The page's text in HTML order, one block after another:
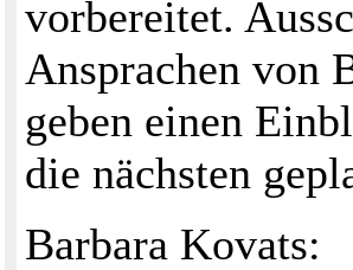
vorbereitet.
Ansprachen von
geben einen
die nächsten
Barbara Kovats: